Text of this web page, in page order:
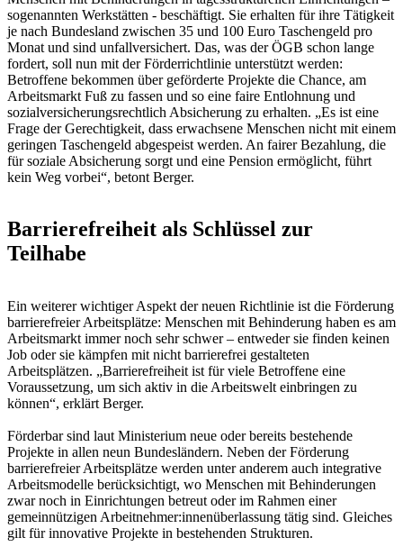
sogenannten Werkstätten - beschäftigt. Sie erhalten für ihre Tätigkeit
je nach Bundesland zwischen 35 und 100 Euro Taschengeld pro
Monat und sind unfallversichert. Das, was der ÖGB schon lange
fordert, soll nun mit der Förderrichtlinie unterstützt werden:
Betroffene bekommen über geförderte Projekte die Chance, am
Arbeitsmarkt Fuß zu fassen und so eine faire Entlohnung und
sozialversicherungsrechtlich Absicherung zu erhalten. „Es ist eine
Frage der Gerechtigkeit, dass erwachsene Menschen nicht mit einem
geringen Taschengeld abgespeist werden. An fairer Bezahlung, die
für soziale Absicherung sorgt und eine Pension ermöglicht, führt
kein Weg vorbei“, betont Berger.
Barrierefreiheit als Schlüssel zur
Teilhabe
Ein weiterer wichtiger Aspekt der neuen Richtlinie ist die Förderung
barrierefreier Arbeitsplätze: Menschen mit Behinderung haben es am
Arbeitsmarkt immer noch sehr schwer – entweder sie finden keinen
Job oder sie kämpfen mit nicht barrierefrei gestalteten
Arbeitsplätzen. „Barrierefreiheit ist für viele Betroffene eine
Voraussetzung, um sich aktiv in die Arbeitswelt einbringen zu
können“, erklärt Berger.
Förderbar sind laut Ministerium neue oder bereits bestehende
Projekte in allen neun Bundesländern. Neben der Förderung
barrierefreier Arbeitsplätze werden unter anderem auch integrative
Arbeitsmodelle berücksichtigt, wo Menschen mit Behinderungen
zwar noch in Einrichtungen betreut oder im Rahmen einer
gemeinnützigen Arbeitnehmer:innenüberlassung tätig sind. Gleiches
gilt für innovative Projekte in bestehenden Strukturen.